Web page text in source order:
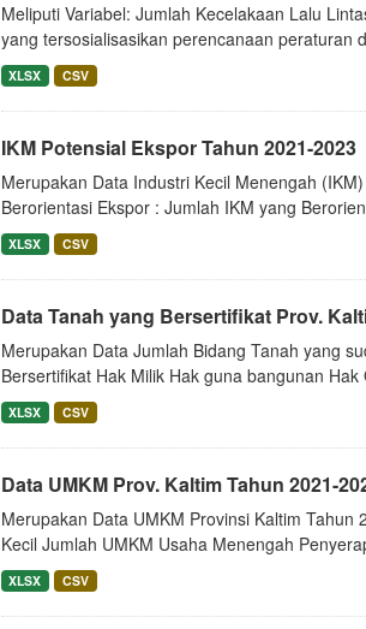
Meliputi Variabel: Jumlah Kecelakaan Lalu
yang tersosialisasikan perencanaan peraturan
XLSX CSV
IKM Potensial Ekspor Tahun 2021-2023
Merupakan Data Industri Kecil Menengah
Berorientasi Ekspor : Jumlah IKM yang
XLSX CSV
Data Tanah yang Bersertifikat Prov.
Merupakan Data Jumlah Bidang Tanah yang
Bersertifikat Hak Milik Hak guna bangunan Hak
XLSX CSV
Data UMKM Prov. Kaltim Tahun 2021-
Merupakan Data UMKM Provinsi Kaltim
Kecil Jumlah UMKM Usaha Menengah
XLSX CSV